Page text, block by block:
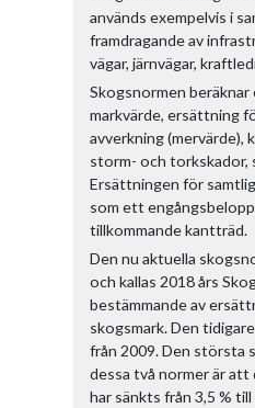
används exempelvis i
framdragande av
vägar, järnvägar,
Skogsnormen
markvärde, ersättning
avverkning (mervärde),
storm- och torkskador,
Ersättningen för
som ett
tillkommande kantträd.
Den nu aktuella
och kallas 2018 års
bestämmande av
skogsmark. Den
från 2009. Den största
dessa två normer är
har sänkts från 3,5 %